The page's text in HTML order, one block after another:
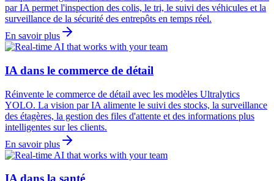
par IA permet l'inspection des colis, le tri, le suivi des véhicules et la
surveillance de la sécurité des entrepôts en temps réel.
En savoir plus
IA dans le commerce de détail
Réinvente le commerce de détail avec les modèles Ultralytics
YOLO. La vision par IA alimente le suivi des stocks, la surveillance
des étagères, la gestion des files d'attente et des informations plus
intelligentes sur les clients.
En savoir plus
IA dans la santé